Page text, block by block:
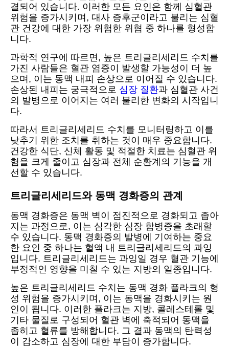
결되어 있습니다. 이러한 모든 요인은 함께 심혈관
위험을 증가시키며, 대사 증후군이라고 불리는 심혈
관 건강에 대한 가장 위험한 위협 중 하나를 형성합
니다.
과학적 연구에 따르면, 높은 트리글리세리드 수치를
가진 사람들은 혈관 염증이 발생할 가능성이 더 높
으며, 이는 동맥 내피 손상으로 이어질 수 있습니다.
손상된 내피는 궁극적으로 심장 질환과 심혈관 사건
의 발병으로 이어지는 여러 불리한 변화의 시작입니
다.
따라서 트리글리세리드 수치를 모니터링하고 이를
낮추기 위한 조치를 취하는 것이 매우 중요합니다.
건강한 식단, 신체 활동 및 적절한 치료는 심혈관 위
험을 크게 줄이고 심장과 전체 순환계의 기능을 개
선할 수 있습니다.
트리글리세리드와 동맥 경화증의 관계
동맥 경화증은 동맥 벽이 점진적으로 경화되고 좁아
지는 과정으로, 이는 심각한 심장 합병증을 초래할
수 있습니다. 동맥 경화증의 발병에 기여하는 중요
한 요인 중 하나는 혈액 내 트리글리세리드의 과잉
입니다. 트리글리세리드는 과잉일 경우 혈관 기능에
부정적인 영향을 미칠 수 있는 지방의 일종입니다.
높은 트리글리세리드 수치는 동맥 경화 플라크의 형
성 위험을 증가시키며, 이는 동맥을 경화시키는 원
인이 됩니다. 이러한 플라크는 지방, 콜레스테롤 및
기타 물질로 구성되어 혈관 벽에 축적되어 동맥을
좁히고 혈류를 방해합니다. 그 결과 동맥의 탄력성
이 감소하고 심장에 대한 부담이 증가합니다.